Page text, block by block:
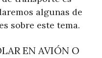
algunas de
sobre este tema.
EN AVIÓN O